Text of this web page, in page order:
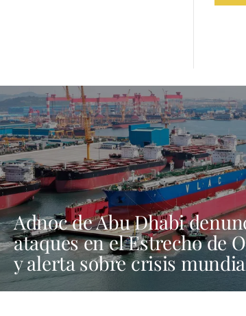
Adnoc de Abu Dhabi
ataques en el Estrecho de
y alerta sobre crisis